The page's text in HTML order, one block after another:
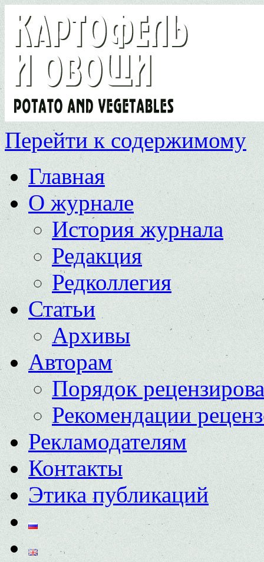
Перейти к содержимому
Главная
О журнале
История журнала
Редакция
Редколлегия
Статьи
Архивы
Авторам
Порядок
Рекомендации
Рекламодателям
Контакты
Этика публикаций